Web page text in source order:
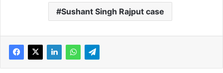
Sushant Singh Rajput case